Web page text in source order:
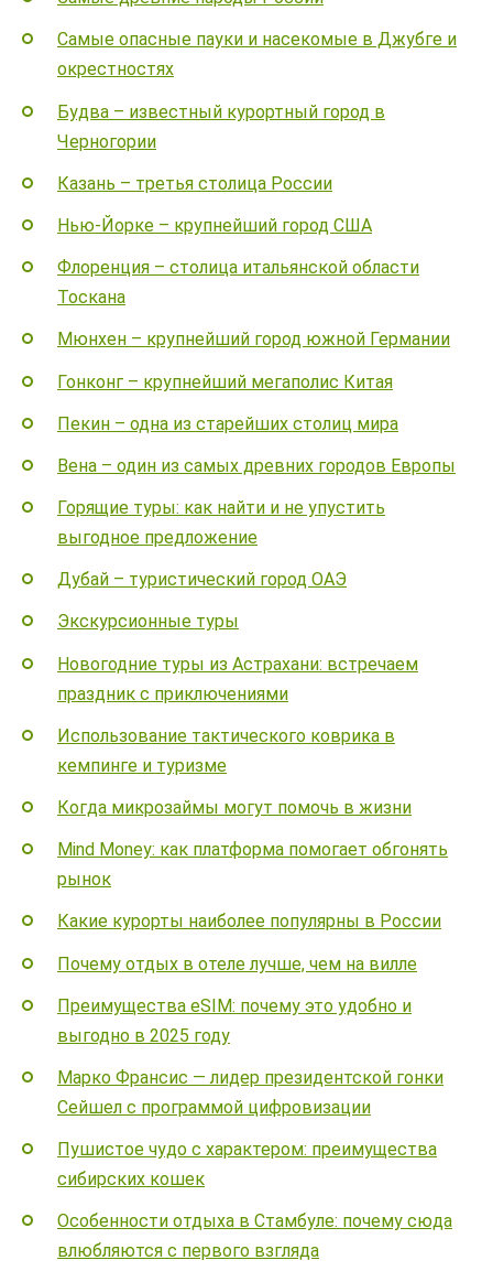
Самые опасные пауки и насекомые в Джубге и
окрестностях
Будва – известный курортный город в
Черногории
Казань – третья столица России
Нью-Йорке – крупнейший город США
Флоренция – столица итальянской области
Тоскана
Мюнхен – крупнейший город южной Германии
Гонконг – крупнейший мегаполис Китая
Пекин – одна из старейших столиц мира
Вена – один из самых древних городов Европы
Горящие туры: как найти и не упустить
выгодное предложение
Дубай – туристический город ОАЭ
Экскурсионные туры
Новогодние туры из Астрахани: встречаем
праздник с приключениями
Использование тактического коврика в
кемпинге и туризме
Когда микрозаймы могут помочь в жизни
Mind Money: как платформа помогает обгонять
рынок
Какие курорты наиболее популярны в России
Почему отдых в отеле лучше, чем на вилле
Преимущества eSIM: почему это удобно и
выгодно в 2025 году
Марко Франсис — лидер президентской гонки
Сейшел с программой цифровизации
Пушистое чудо с характером: преимущества
сибирских кошек
Особенности отдыха в Стамбуле: почему сюда
влюбляются с первого взгляда